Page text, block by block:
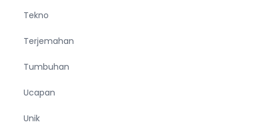
Tekno
Terjemahan
Tumbuhan
Ucapan
Unik